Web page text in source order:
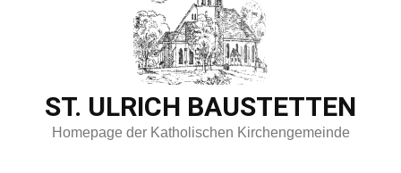
ST. ULRICH BAUSTETTEN
Homepage der Katholischen Kirchengemeinde